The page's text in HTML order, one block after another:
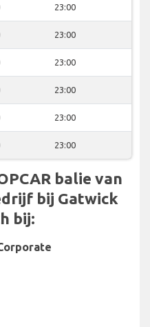
23:00
23:00
23:00
23:00
23:00
23:00
balie van
bij Gatwick
bij: